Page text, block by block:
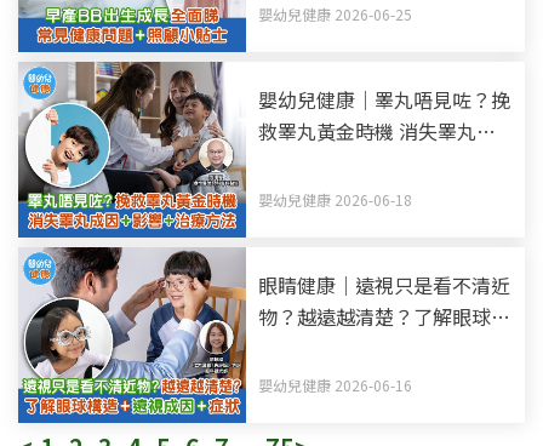
嬰幼兒健康 2026-06-25
嬰幼兒健康｜睪丸唔見咗？挽
救睪丸黃金時機 消失睪丸—
嬰幼兒健康 2026-06-18
眼睛健康｜遠視只是看不清近
物？越遠越清楚？了解眼球構
嬰幼兒健康 2026-06-16